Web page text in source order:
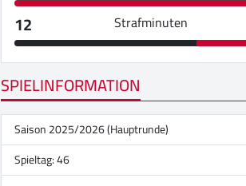
12
Strafminuten
SPIELINFORMATION
Saison 2025/2026 (Hauptrunde)
Spieltag: 46